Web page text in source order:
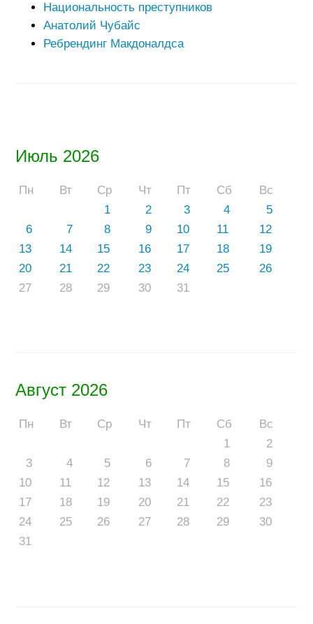
Июль 2026
Пн Вт Ср Чт Пт Сб
Вс
1
2 3 4
5
6
7 8 9 10 11
12
13
14 15 16 17 18
19
20
21 22 23 24 25
26
27
28 29 30 31
Август 2026
Пн Вт Ср Чт Пт Сб
Вс
1
2
3
4 5 6 7 8
9
10
11 12 13 14 15
16
17
18 19 20 21 22
23
24
25 26 27 28 29
30
31
Национальность преступников
Анатолий Чубайс
Ребрендинг Макдоналдса